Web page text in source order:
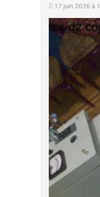
17 juin 2026 à